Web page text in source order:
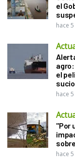
el
hace
el
hace
"Por
hace